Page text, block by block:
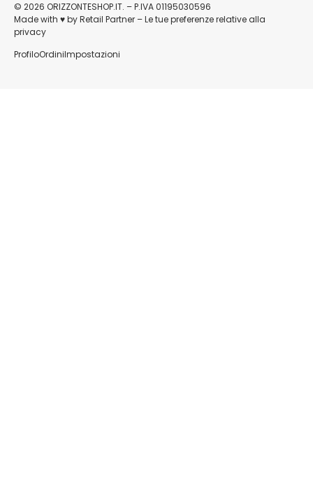
© 2026 ORIZZONTESHOP.IT. – P.IVA 01195030596
Made with ♥ byRetail Partner –Le tue preferenze relative alla
privacy
ProfiloOrdiniImpostazioni